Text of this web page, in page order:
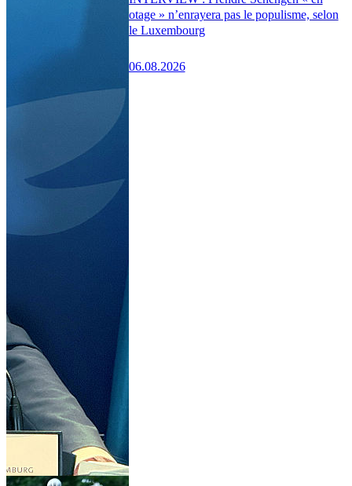
otage » n’enrayera pas le populisme, selon
le Luxembourg
06.08.2026